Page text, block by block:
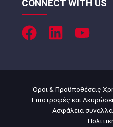
CONNECT WITH US
Όροι & Προϋποθέσεις
Επιστροφές και
Ασφάλεια